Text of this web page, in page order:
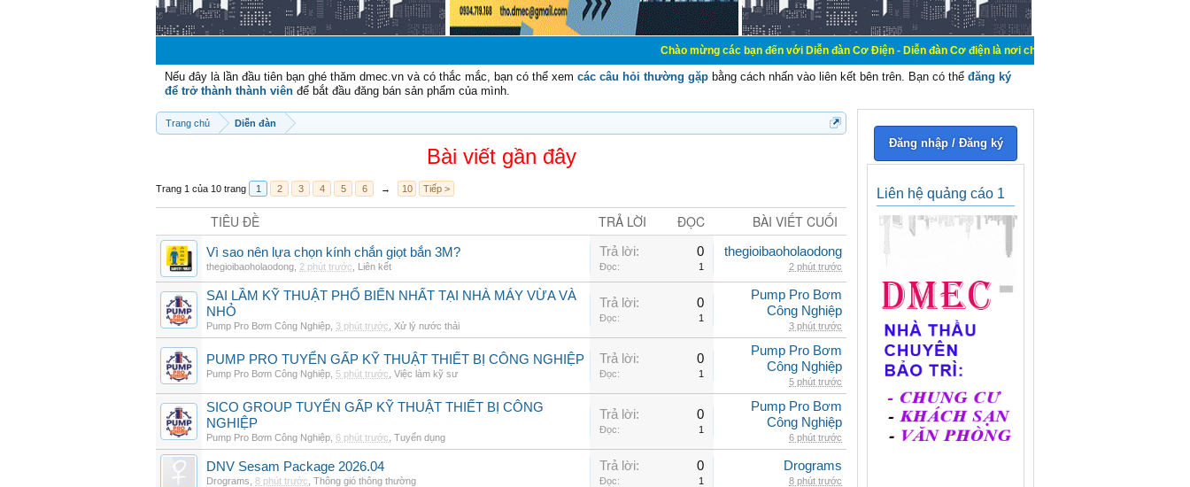
Chào mừng các bạn đến với Diễn đàn Cơ Điện - Diễn đàn Cơ điện là nơi chia sẽ kiến thức kinh nghiệm trong lãnh
Nếu đây là lần đầu tiên bạn ghé thăm dmec.vn và có thắc mắc, bạn có thể xem các câu hỏi thường gặp bằng cách nhấn vào liên kết bên trên. Bạn có thể đăng ký
để trở thành thành viên để bắt đầu đăng bán sản phẩm của mình.
Trang chủ Diễn đàn
Bài viết gần đây
Trang 1 của 10 trang 1 2 3 4 5 6 → 10 Tiếp >
TIÊU ĐỀ TRẢ LỜI ĐỌC BÀI VIẾT CUỐI
Vì sao nên lựa chọn kính chắn giọt bắn 3M?
thegioibaoholaodong 2 phút trước Liên kết
Trả lời: 0
Đọc: 1
thegioibaoholaodong
2 phút trước
SAI LẦM KỸ THUẬT PHỔ BIẾN NHẤT TẠI NHÀ MÁY VỪA VÀ
NHỎ
Pump Pro Bơm Công Nghiệp 3 phút trước Xử lý nước thải
Trả lời: 0
Đọc: 1
Pump Pro Bơm
Công Nghiệp
3 phút trước
PUMP PRO TUYỂN GẤP KỸ THUẬT THIẾT BỊ CÔNG NGHIỆP
Pump Pro Bơm Công Nghiệp 5 phút trước Việc làm kỹ sư
Trả lời: 0
Đọc: 1
Pump Pro Bơm
Công Nghiệp
5 phút trước
SICO GROUP TUYỂN GẤP KỸ THUẬT THIẾT BỊ CÔNG
NGHIỆP
Pump Pro Bơm Công Nghiệp 6 phút trước Tuyển dụng
Trả lời: 0
Đọc: 1
Pump Pro Bơm
Công Nghiệp
6 phút trước
DNV Sesam Package 2026.04
Drograms 8 phút trước Thông gió thông thường
Trả lời: 0
Đọc: 1
Drograms
8 phút trước
Đăng nhập / Đăng ký
Liên hệ quảng cáo 1